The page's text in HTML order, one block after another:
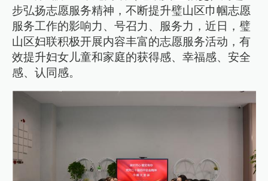
步弘扬志愿服务精神，不断提升璧山区巾帼志愿
服务工作的影响力、号召力、服务力，近日，璧
山区妇联积极开展内容丰富的志愿服务活动，有
效提升妇女儿童和家庭的获得感、幸福感、安全
感、认同感。